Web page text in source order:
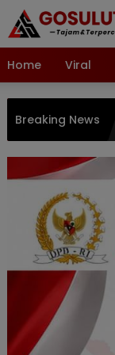
Home Viral
Breaking News